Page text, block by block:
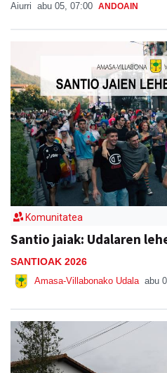
Aiurri abu 05, 07:00 ANDOAIN
Komunitatea
Santio jaiak: Udalaren
SANTIOAK 2026
Amasa-Villabonako Udala abu